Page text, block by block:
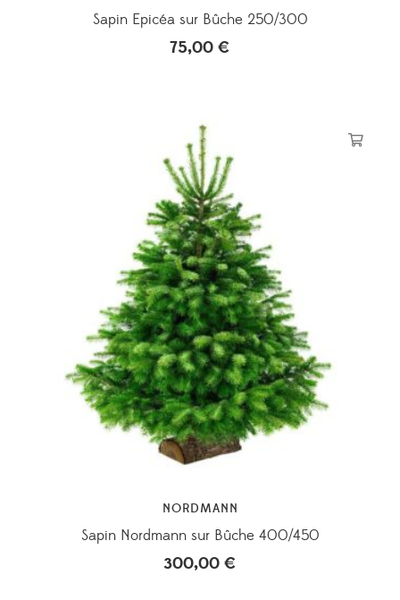
Sapin Epicéa sur Bûche 250/300
75,00 €
NORDMANN
Sapin Nordmann sur Bûche 400/450
300,00 €